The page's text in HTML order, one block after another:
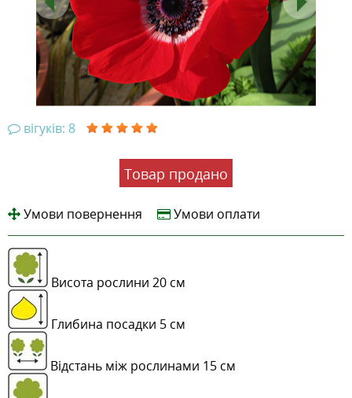
вігуків: 8
Товар продано
Умови повернення Умови оплати
Висота рослини 20 см
Глибина посадки 5 см
Відстань між рослинами 15 см